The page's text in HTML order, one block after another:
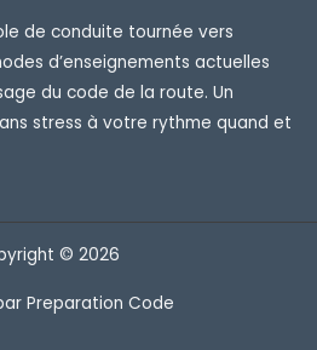
de conduite tournée vers
d’enseignements actuelles
du code de la route. Un
stress à votre rythme quand et
© 2026
Preparation Code